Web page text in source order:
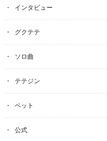
インタビュー
グクテテ
ソロ曲
テテジン
ペット
公式